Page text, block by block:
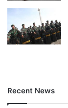
Recent News